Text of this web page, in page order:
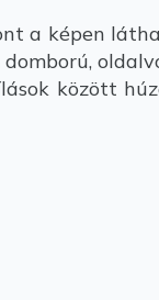
a képen
között